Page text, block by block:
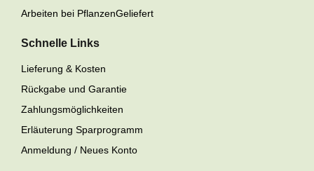
Arbeiten bei PflanzenGeliefert
Schnelle Links
Lieferung & Kosten
Rückgabe und Garantie
Zahlungsmöglichkeiten
Erläuterung Sparprogramm
Anmeldung / Neues Konto